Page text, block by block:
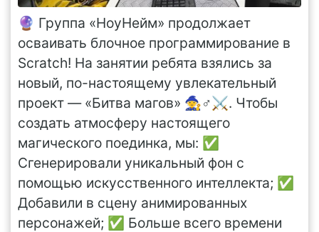
🔮 Группа «НоуНейм» продолжает
осваивать блочное программирование в
Scratch! На занятии ребята взялись за
новый, по-настоящему увлекательный
проект — «Битва магов» 🧙♂️⚔️. Чтобы
создать атмосферу настоящего
магического поединка, мы: ✅
Сгенерировали уникальный фон с
помощью искусственного интеллекта; ✅
Добавили в сцену анимированных
персонажей; ✅ Больше всего времени